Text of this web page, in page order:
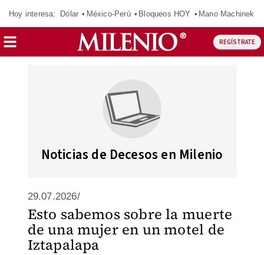
Hoy interesa: Dólar México-Perú Bloqueos HOY Mano Machinek
REGÍSTRATE
Noticias de Decesos en Milenio
29.07.2026/
Esto sabemos sobre la muerte
de una mujer en un motel de
Iztapalapa